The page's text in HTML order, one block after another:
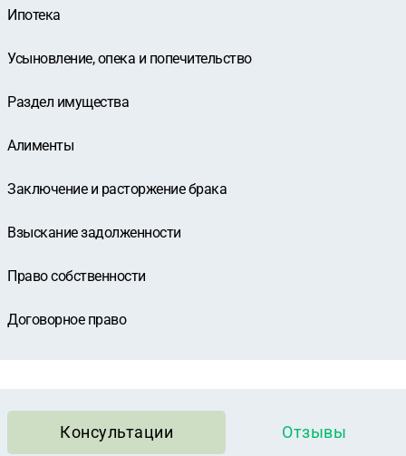
Ипотека
Усыновление, опека и попечительство
Раздел имущества
Алименты
Заключение и расторжение брака
Взыскание задолженности
Право собственности
Договорное право
Консультации Отзывы